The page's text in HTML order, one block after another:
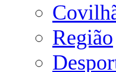
Região